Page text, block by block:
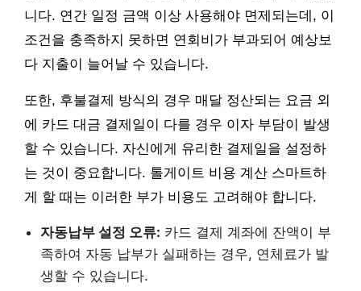
니다. 연간 일정 금액 이상 사용해야 면제되는데, 이
조건을 충족하지 못하면 연회비가 부과되어 예상보
다 지출이 늘어날 수 있습니다.
또한, 후불결제 방식의 경우 매달 정산되는 요금 외
에 카드 대금 결제일이 다를 경우 이자 부담이 발생
할 수 있습니다. 자신에게 유리한 결제일을 설정하
는 것이 중요합니다. 톨게이트 비용 계산 스마트하
게 할 때는 이러한 부가 비용도 고려해야 합니다.
자동납부 설정 오류: 카드 결제 계좌에 잔액이 부
족하여 자동 납부가 실패하는 경우, 연체료가 발
생할 수 있습니다.